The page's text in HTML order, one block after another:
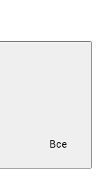
Все